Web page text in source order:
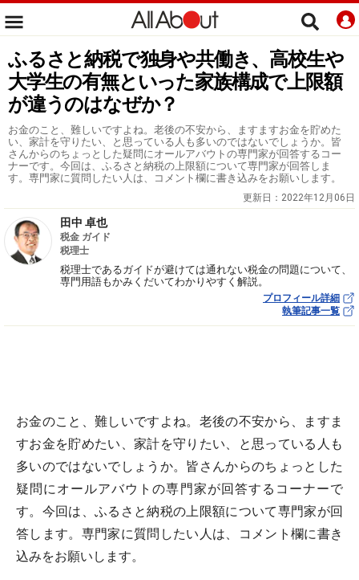
ふるさと納税で独身や共働き、高校生や
大学生の有無といった家族構成で上限額
が違うのはなぜか？
お金のこと、難しいですよね。老後の不安から、ますますお金を貯めた
い、家計を守りたい、と思っている人も多いのではないでしょうか。皆
さんからのちょっとした疑問にオールアバウトの専門家が回答するコー
ナーです。今回は、ふるさと納税の上限額について専門家が回答しま
す。専門家に質問したい人は、コメント欄に書き込みをお願いします。
更新日： 2022年12月06日
田中 卓也
税金 ガイド
税理士
税理士であるガイドが避けては通れない税金の問題について、
専門用語もかみくだいてわかりやすく解説。
プロフィール詳細
執筆記事一覧
お金のこと、難しいですよね。老後の不安から、ますま
すお金を貯めたい、家計を守りたい、と思っている人も
多いのではないでしょうか。皆さんからのちょっとした
疑問にオールアバウトの専門家が回答するコーナーで
す。今回は、ふるさと納税の上限額について専門家が回
答します。専門家に質問したい人は、コメント欄に書き
込みをお願いします。